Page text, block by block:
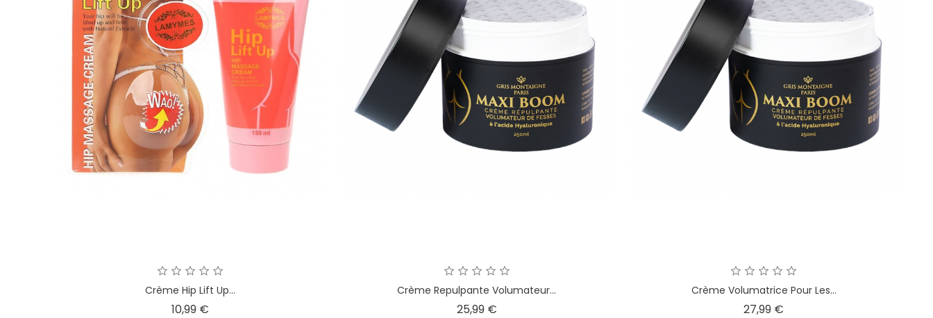
Crème Hip Lift Up...
10,99 €Prix
Crème Repulpante Volumateur...
25,99 €Prix
Crème Volumatrice Pour Les...
27,99 €